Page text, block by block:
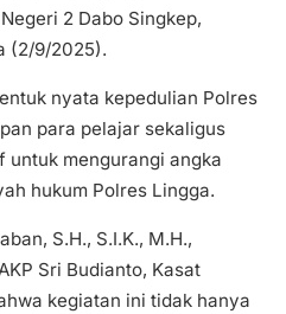
2 Dabo Singkep,
(2/9/2025).
nyata kepedulian Polres
para pelajar sekaligus
untuk mengurangi angka
hukum Polres Lingga.
S.H., S.I.K., M.H.,
Sri Budianto, Kasat
kegiatan ini tidak hanya